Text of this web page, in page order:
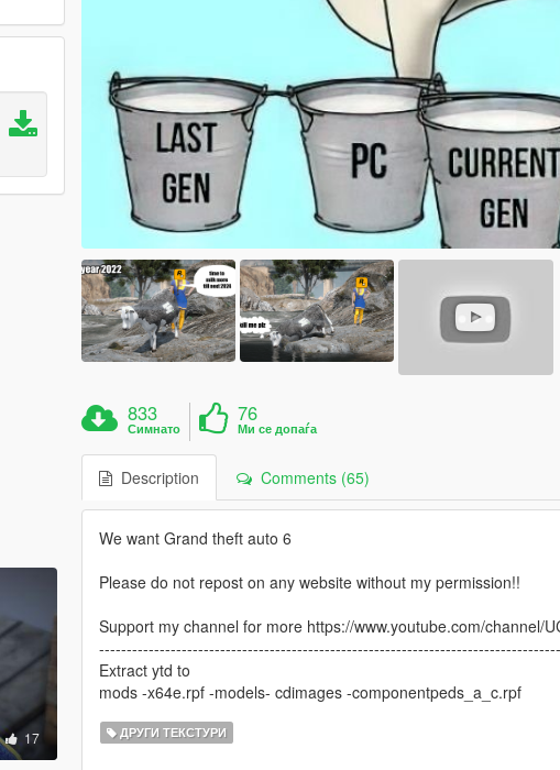
17
833
Симнато
76
Ми се допаѓа
Description Comments (65)
We want Grand theft auto 6
Please do not repost on any website without my permission!!
Support my channel for more https://www.youtube.com/channel/
Extract ytd to
mods -x64e.rpf -models- cdimages -componentpeds_a_c.rpf
ДРУГИ ТЕКСТУРИ